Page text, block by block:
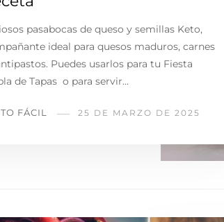
pasabocas de queso y semillas Keto,
ideal para quesos maduros, carnes
Puedes usarlos para tu Fiesta
de Tapas o para servir…
FÁCIL 25 DE MARZO DE 2025